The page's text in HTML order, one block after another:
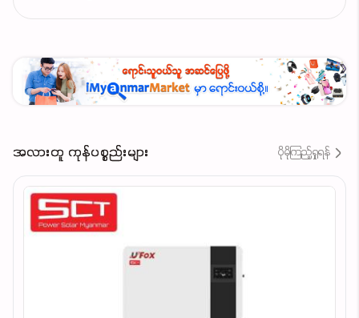
အလားတူ ကုန်ပစ္စည်းများ ပိုမိုကြည့်ရှုရန်